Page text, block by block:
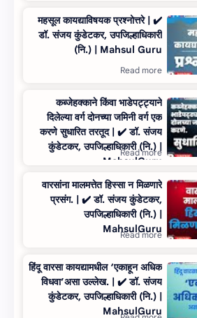
महसूल कायद्याविषयक प्रश्नोत्तरे | ✔️
डॉ. संजय कुंडेटकर, उपजिल्हाधिकारी
(नि.) | Mahsul Guru
कब्जेहक्काने किंवा भाडेपट्ट्याने
दिलेल्या वर्ग दोनच्या जमिनी वर्ग एक
करणे सुधारित तरतूद | ✔️ डॉ. संजय
कुंडेटकर, उपजिल्हाधिकारी (नि.) |
MahsulGuru
वारसांना मालमत्तेत हिस्‍सा न मिळणारे
प्रसंग. | ✔️ डॉ. संजय कुंडेटकर,
उपजिल्हाधिकारी (नि.) |
MahsulGuru
हिंदू वारसा कायद्यामधील ‘एकाहून अधिक
विधवा’असा उल्‍लेख. | ✔️ डॉ. संजय
कुंडेटकर, उपजिल्हाधिकारी (नि.) |
MahsulGuru